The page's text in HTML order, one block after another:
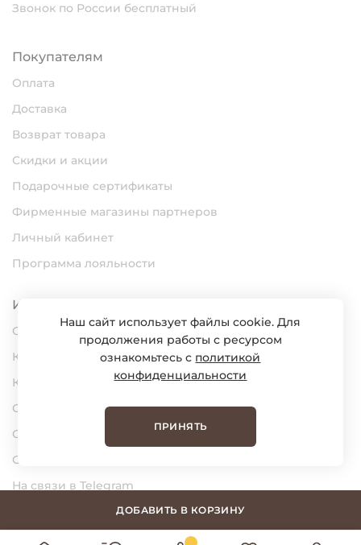
ДОБАВИТЬ В КОРЗИНУ
Звонок по России бесплатный
Покупателям
Оплата
Доставка
Возврат товара
Скидки и акции
Подарочные сертификаты
Фирменные магазины партнеров
Личный кабинет
Программа лояльности
Информация
О нас
Карьера
Контакты
Статьи
Сертификаты
Обратная связь
На связи в Telegram
Наш сайт использует файлы cookie. Для
продолжения работы с ресурсом
ознакомьтесь с политикой
конфиденциальности
ПРИНЯТЬ